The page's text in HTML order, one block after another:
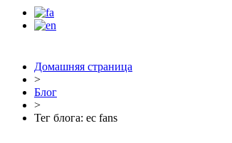
Домашняя страница
>
Блог
>
Тег блога: ec fans